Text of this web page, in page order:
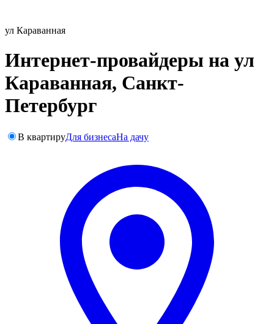
ул Караванная
Интернет-провайдеры на ул
Караванная, Санкт-
Петербург
В квартируДля бизнесаНа дачу